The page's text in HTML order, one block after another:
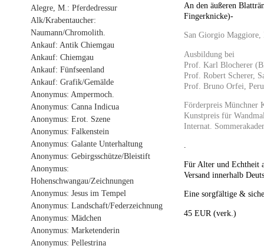
Alegre, M.: Pferdedressur
Alk/Krabentaucher:
Naumann/Chromolith.
Ankauf: Antik Chiemgau
Ankauf: Chiemgau
Ankauf: Fünfseenland
Ankauf: Grafik/Gemälde
Anonymus: Ampermoch.
Anonymus: Canna Indicua
Anonymus: Erot. Szene
Anonymus: Falkenstein
Anonymus: Galante Unterhaltung
Anonymus: Gebirgsschütze/Bleistift
Anonymus:
Hohenschwangau/Zeichnungen
Anonymus: Jesus im Tempel
Anonymus: Landschaft/Federzeichnung
Anonymus: Mädchen
Anonymus: Marketenderin
Anonymus: Pellestrina
An den äußeren
Fingerknicke)-
San Giorgio Maggiore,
Ausbildung bei
Prof. Karl Blocherer
Prof. Robert Scherer,
Prof. Bruno Orfei,
Förderpreis Münchner
Kunstpreis für
Internat.
.
Für Alter und Echtheit
Versand innerhalb
Eine sorgfältige &
45 EUR (verk.)